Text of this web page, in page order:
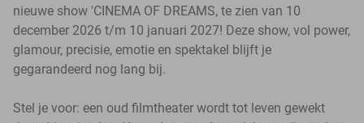
nieuwe show 'CINEMA OF DREAMS, te zien van 10
december 2026 t/m 10 januari 2027! Deze show, vol power,
glamour, precisie, emotie en spektakel blijft je
gegarandeerd nog lang bij.
Stel je voor: een oud filmtheater wordt tot leven gewekt